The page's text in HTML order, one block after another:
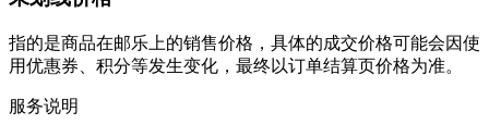
指的是商品在邮乐上的销售价格，具体的成交价格可能会因使
用优惠券、积分等发生变化，最终以订单结算页价格为准。
服务说明